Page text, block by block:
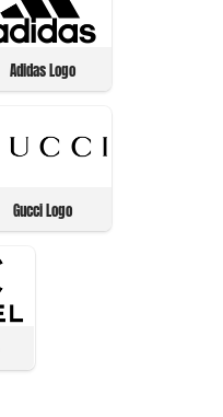
Adidas Logo
Gucci Logo